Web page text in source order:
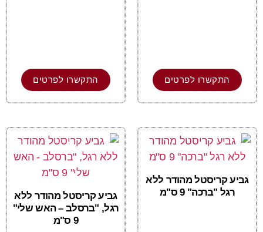
התקשרו לפרטים התקשרו לפרטים
גביע קריסטל מהודר ללא
רגל "ברכה" 9 ס"מ
גביע קריסטל מהודר ללא
רגל, "ברסלב – האש שלי"
9 ס"מ